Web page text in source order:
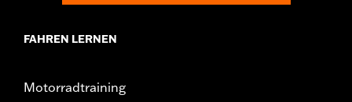
FAHREN LERNEN
Motorradtraining